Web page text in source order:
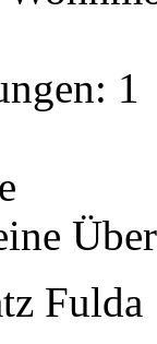
1
Fulda